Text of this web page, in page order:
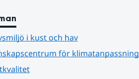
i kust och hav
för klimatanpassning